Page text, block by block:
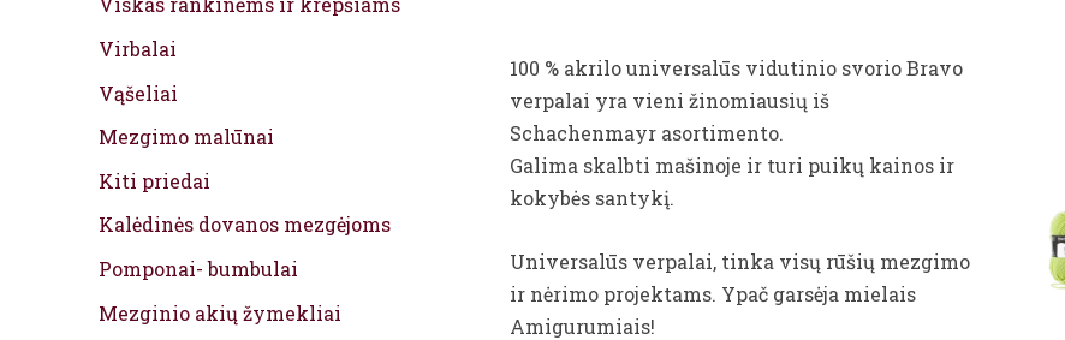
Virbalai
Vąšeliai
Mezgimo malūnai
Kiti priedai
Kalėdinės dovanos mezgėjoms
Pomponai- bumbulai
Mezginio akių žymekliai
100 % akrilo universalūs vidutinio svorio Bravo
verpalai yra vieni žinomiausių iš
Schachenmayr asortimento.
Galima skalbti mašinoje ir turi puikų kainos ir
kokybės santykį.
Universalūs verpalai, tinka visų rūšių mezgimo
ir nėrimo projektams. Ypač garsėja mielais
Amigurumiais!